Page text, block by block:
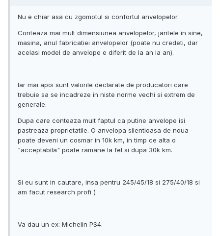
Nu e chiar asa cu zgomotul si confortul anvelopelor.
Conteaza mai mult dimensiunea anvelopelor, jantele in sine,
masina, anul fabricatiei anvelopelor (poate nu credeti, dar
acelasi model de anvelope e diferit de la an la an).
Iar mai apoi sunt valorile declarate de producatori care
trebuie sa se incadreze in niste norme vechi si extrem de
generale.
Dupa care conteaza mult faptul ca putine anvelope isi
pastreaza proprietatile. O anvelopa silentioasa de noua
poate deveni un cosmar in 10k km, in timp ce alta o
"acceptabila" poate ramane la fel si dupa 30k km.
Si eu sunt in cautare, insa pentru 245/45/18 si 275/40/18 si
am facut research profi )
Va dau un ex: Michelin PS4.